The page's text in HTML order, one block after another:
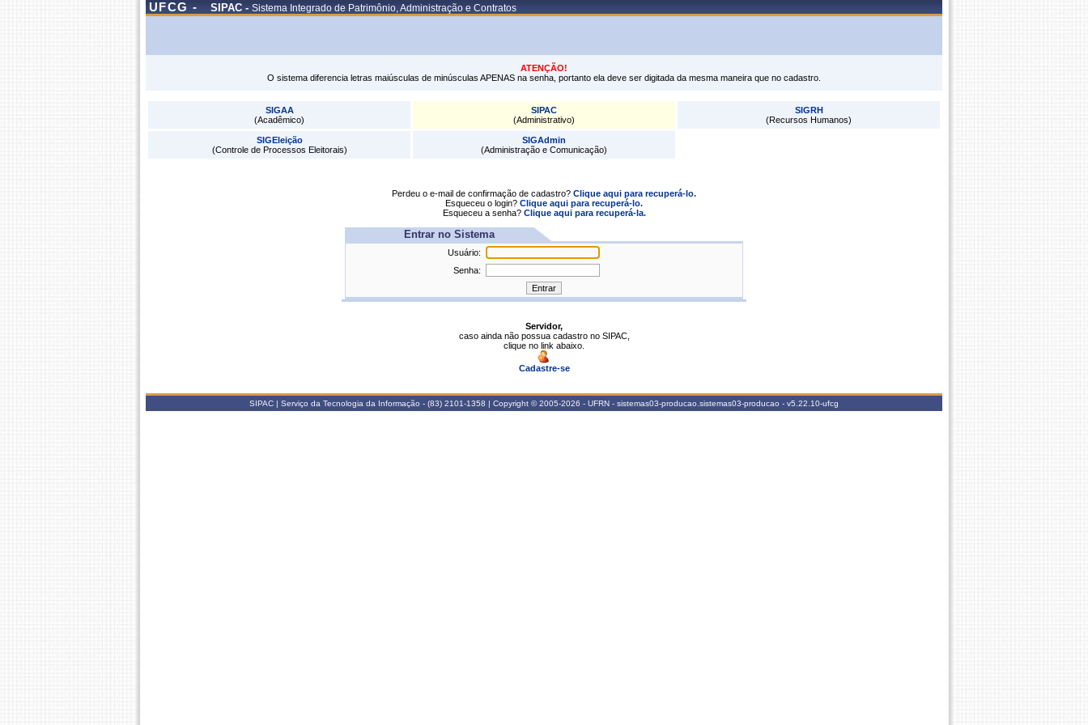
UFCG - SIPAC -Sistema Integrado de Patrimônio, Administração e Contratos
ATENÇÃO!
O sistema diferencia letras maiúsculas de minúsculas APENAS na senha, portanto ela deve ser digitada da mesma maneira que no cadastro.
SIGAA
(Acadêmico)
SIPAC
(Administrativo)
SIGRH
(Recursos Humanos)
SIGEleição
(Controle de Processos Eleitorais)
SIGAdmin
(Administração e Comunicação)
Perdeu o e-mail de confirmação de cadastro? Clique aqui para recuperá-lo.
Esqueceu o login? Clique aqui para recuperá-lo.
Esqueceu a senha? Clique aqui para recuperá-la.
Entrar no Sistema
Usuário:
Senha:
Servidor,
caso ainda não possua cadastro no SIPAC,
clique no link abaixo.
Cadastre-se
SIPAC | Serviço da Tecnologia da Informação - (83) 2101-1358 | Copyright © 2005-2026 - UFRN - sistemas03-producao.sistemas03-producao - v5.22.10-ufcg